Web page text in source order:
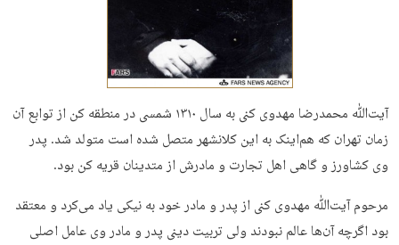
آیت‌ﷲ محمدرضا مهدوی کنی به سال ۱۳۱۰ شمسی در منطقه کن از توابع آن
زمان تهران که هم‌اینک به این کلانشهر متصل شده است متولد شد. پدر
وی کشاورز و گاهی اهل تجارت و مادرش از متدینان قریه کن بود.
مرحوم آیت‌ﷲ مهدوی کنی از پدر و مادر خود به نیکی یاد می‌کرد و معتقد
بود اگرچه آن‌ها عالم نبودند ولی تربیت دینی پدر و مادر وی عامل اصلی